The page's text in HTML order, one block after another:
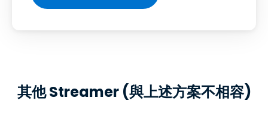
其他 Streamer (與上述方案不相容)